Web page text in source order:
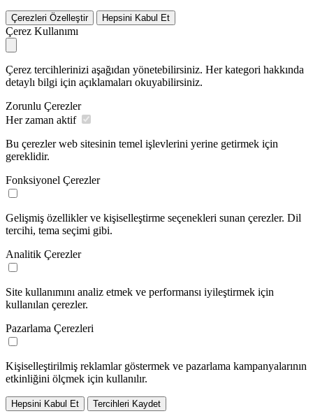
Çerezleri Özelleştir Hepsini Kabul Et
Çerez Kullanımı
Çerez tercihlerinizi aşağıdan yönetebilirsiniz. Her kategori hakkında
detaylı bilgi için açıklamaları okuyabilirsiniz.
Zorunlu Çerezler
Her zaman aktif
Bu çerezler web sitesinin temel işlevlerini yerine getirmek için
gereklidir.
Fonksiyonel Çerezler
Gelişmiş özellikler ve kişiselleştirme seçenekleri sunan çerezler. Dil
tercihi, tema seçimi gibi.
Analitik Çerezler
Site kullanımını analiz etmek ve performansı iyileştirmek için
kullanılan çerezler.
Pazarlama Çerezleri
Kişiselleştirilmiş reklamlar göstermek ve pazarlama kampanyalarının
etkinliğini ölçmek için kullanılır.
Hepsini Kabul Et Tercihleri Kaydet